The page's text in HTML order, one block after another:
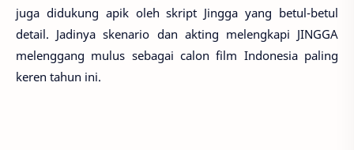
juga didukung apik oleh skript Jingga yang betul-betul
detail. Jadinya skenario dan akting melengkapi JINGGA
melenggang mulus sebagai calon film Indonesia paling
keren tahun ini.